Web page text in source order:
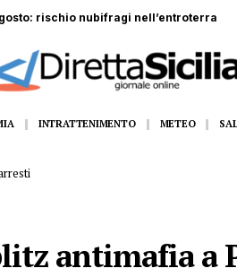
schiacciato da lastre di marmo
INTRATTENIMENTO METEO
antimafia a